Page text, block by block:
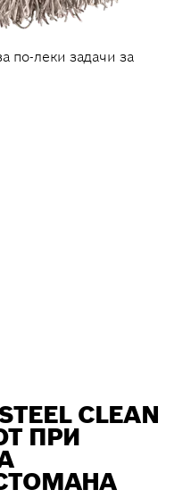
по-леки задачи за
CLEAN
ПРИ